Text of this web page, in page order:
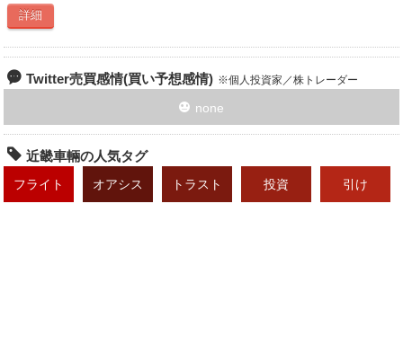
詳細
Twitter売買感情(買い予想感情) 個人投資家／株トレーダー
none
近畿車輛の人気タグ
フライト オアシス トラスト 投資 引け